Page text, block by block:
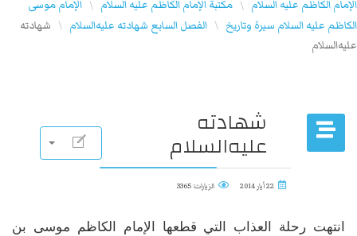
الإمام الكاظم عليه السلام \ مكتبة الإمام الكاظم عليه السلام \ الإمام موسى
الكاظم عليه السلام سيرة وتاريخ \ الفصل السابع شهادته عليه‌السلام \ شهادته
عليه‌السلام
شهادته
عليه‌السلام
22 أيار 2014 الزيارات: 3365
انتهت رحلة العذاب التي قطعها الإمام الكاظم موسى بن